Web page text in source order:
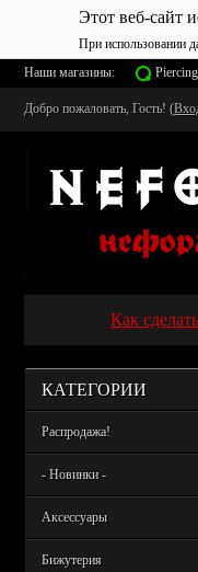
Этот веб-сайт
При использовании
Наши магазины:
Добро пожаловать, Гость! (
Как
КАТЕГОРИИ
Распродажа!
- Новинки -
Аксессуары
Бижутерия